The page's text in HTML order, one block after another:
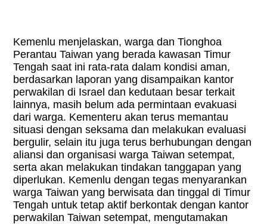
Kemenlu menjelaskan, warga dan Tionghoa
Perantau Taiwan yang berada kawasan Timur
Tengah saat ini rata-rata dalam kondisi aman,
berdasarkan laporan yang disampaikan kantor
perwakilan di Israel dan kedutaan besar terkait
lainnya, masih belum ada permintaan evakuasi
dari warga. Kementeru akan terus memantau
situasi dengan seksama dan melakukan evaluasi
bergulir, selain itu juga terus berhubungan dengan
aliansi dan organisasi warga Taiwan setempat,
serta akan melakukan tindakan tanggapan yang
diperlukan. Kemenlu dengan tegas menyarankan
warga Taiwan yang berwisata dan tinggal di Timur
Tengah untuk tetap aktif berkontak dengan kantor
perwakilan Taiwan setempat, mengutamakan